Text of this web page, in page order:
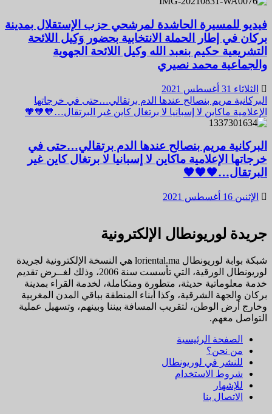
فيديو للمسيرة الحاشدة لمرشحي حزب الإستقلال بمدينة
بركان في إطار الحملة الانتخابية بحضور وَكِيل اللائحة
التشريعية حكيم بنعبد الله وكيل اللائحة الجهوية
والجماعية محمد نصيري
الثلاثاء 31 أغسطس 2021
البركانية مريم بنصالح عندها الدم برتقالي…حتى في خرجاتها
الإعلامية ماكاين لا إسبانيا لا برتغال كاين غير البرتقال…🧡🧡🧡
البركانية مريم بنصالح عندها الدم برتقالي…حتى في
خرجاتها الإعلامية ماكاين لا إسبانيا لا برتغال كاين غير
البرتقال…🧡🧡🧡
الإثنين 16 أغسطس 2021
جريدة لوريونطال الإلكترونية
شبكة بوابة لوريونطال loriental.ma هي النسخة الإلكترونية لجريدة
لوريونطال الورقية، التي تأسست سنة 2006، وذلك لغــرض تقديم
خدمة معلوماتية حديثة، متطورة ومتكاملة، لخدمة القراء بمدينة
بركان والجهة الشرقية، وكذا أبناء المنطقة بباقي المدن المغربية
وخارج أرض الوطن، لتقريب المسافة بيننا وبينهم، وتسهيل عملية
التواصل معهم.
الصفحة الرئيسية
من نحن؟
للنشر في لوريونطال
شروط الاستخدام
للإشهار
الاتصال بنا